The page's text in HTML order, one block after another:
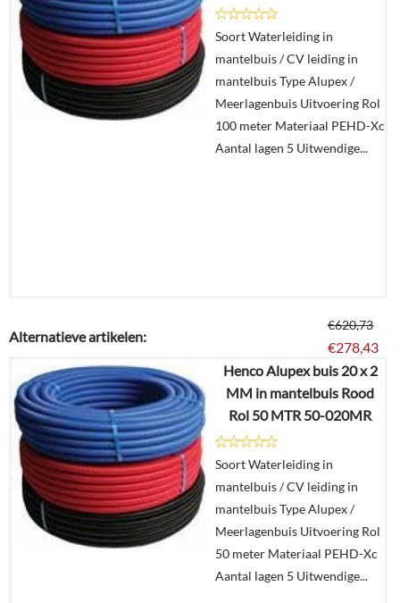
In
winkelmand
Soort Waterleiding in
mantelbuis / CV leiding in
mantelbuis Type Alupex /
Meerlagenbuis Uitvoering Rol
100 meter Materiaal PEHD-Xc
Aantal lagen 5 Uitwendige...
€620,73
€278,43
Details
winkelmand
Alternatieve artikelen:
Henco Alupex buis 20 x 2
MM in mantelbuis Rood
Rol 50 MTR 50-020MR
Soort Waterleiding in
mantelbuis / CV leiding in
mantelbuis Type Alupex /
Meerlagenbuis Uitvoering Rol
50 meter Materiaal PEHD-Xc
Aantal lagen 5 Uitwendige...